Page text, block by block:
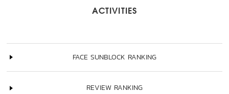
ACTIVITIES
FACE SUNBLOCK RANKING
REVIEW RANKING